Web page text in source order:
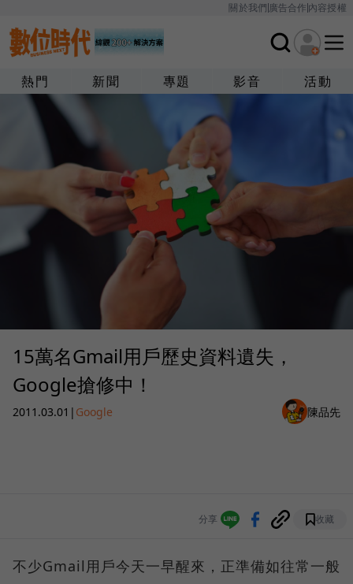
關於我們廣告合作內容授權
熱門 新聞 專題 影音 活動
15萬名Gmail用戶歷史資料遺失，
Google搶修中！
2011.03.01 | Google 陳品先
分享 收藏
不少Gmail用戶今天一早醒來，正準備如往常一般